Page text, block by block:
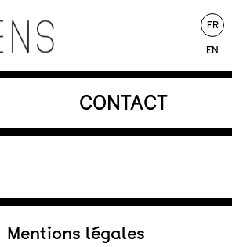
écriture poétique.
CONTACT
FR
EN
Mentions légales